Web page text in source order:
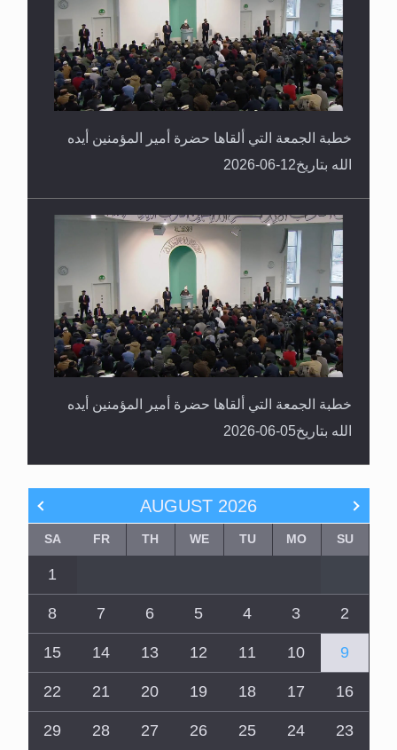
خطبة الجمعة التي ألقاها حضرة أمير المؤمنين أيده
الله بتاريخ12-06-2026
خطبة الجمعة التي ألقاها حضرة أمير المؤمنين أيده
الله بتاريخ05-06-2026
AUGUST 2026
SU
MO
TU
WE
TH
FR
SA
1
2
3
4
5
6
7
8
9
10
11
12
13
14
15
16
17
18
19
20
21
22
23
24
25
26
27
28
29